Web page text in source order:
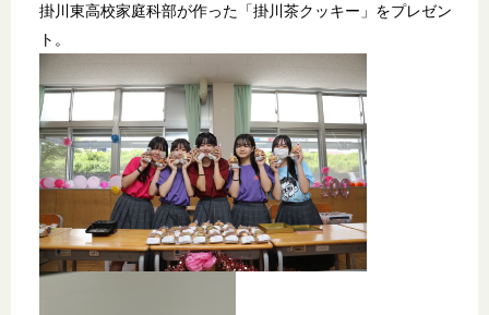
掛川東高校家庭科部が作った「掛川茶クッキー」をプレゼン
ト。